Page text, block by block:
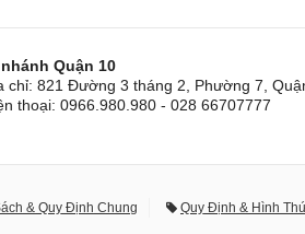
Quận 10
chỉ: 821 Đường 3 tháng 2, Phường 7,
thoại: 0966.980.980 - 028 66707777
& Quy Định Chung Quy Định & Hình